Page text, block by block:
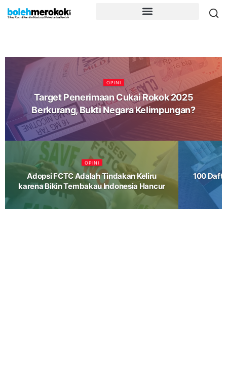
OPINI
Target Penerimaan Cukai Rokok 2025
Berkurang, Bukti Negara Kelimpungan?
OPINI
Adopsi FCTC Adalah Tindakan Keliru
karena Bikin Tembakau Indonesia Hancur
100